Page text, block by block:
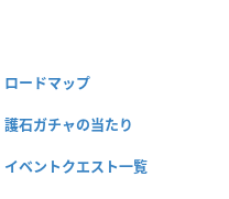
ロードマップ
護石ガチャの当たり
イベントクエスト一覧